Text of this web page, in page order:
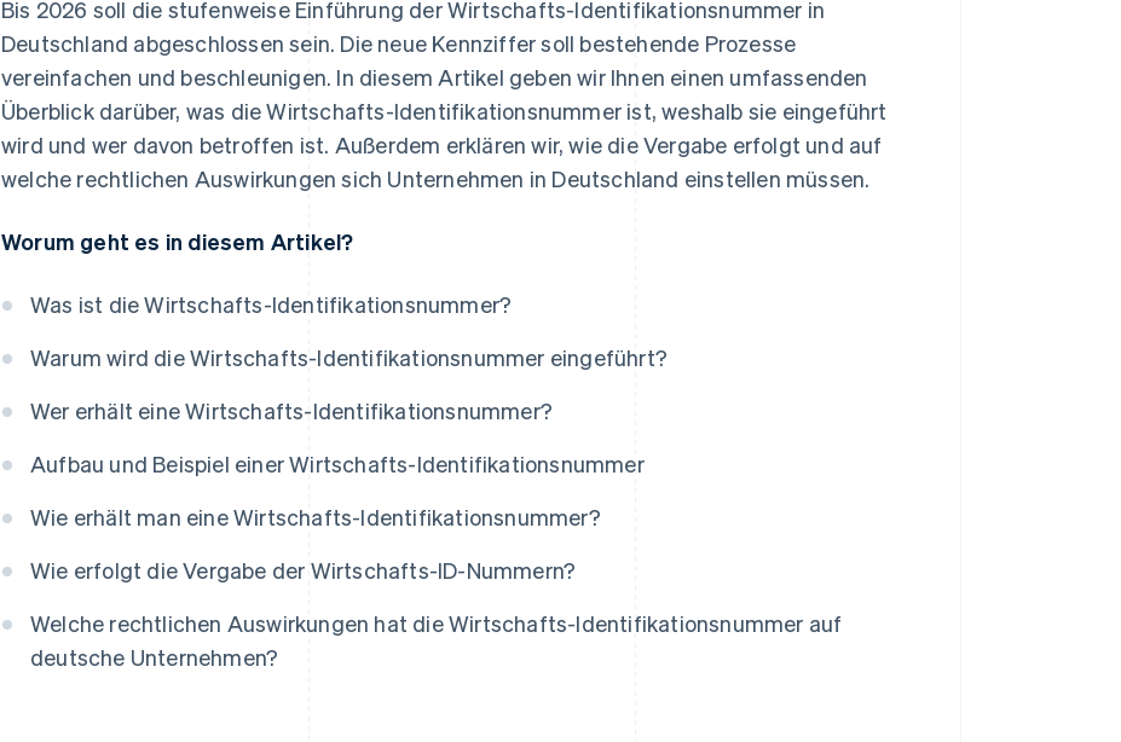
Bis 2026 soll die stufenweise Einführung der Wirtschafts-Identifikationsnummer in
Deutschland abgeschlossen sein. Die neue Kennziffer soll bestehende Prozesse
vereinfachen und beschleunigen. In diesem Artikel geben wir Ihnen einen umfassenden
Überblick darüber, was die Wirtschafts-Identifikationsnummer ist, weshalb sie eingeführt
wird und wer davon betroffen ist. Außerdem erklären wir, wie die Vergabe erfolgt und auf
welche rechtlichen Auswirkungen sich Unternehmen in Deutschland einstellen müssen.
Worum geht es in diesem Artikel?
Was ist die Wirtschafts-Identifikationsnummer?
Warum wird die Wirtschafts-Identifikationsnummer eingeführt?
Wer erhält eine Wirtschafts-Identifikationsnummer?
Aufbau und Beispiel einer Wirtschafts-Identifikationsnummer
Wie erhält man eine Wirtschafts-Identifikationsnummer?
Wie erfolgt die Vergabe der Wirtschafts-ID-Nummern?
Welche rechtlichen Auswirkungen hat die Wirtschafts-Identifikationsnummer auf
deutsche Unternehmen?